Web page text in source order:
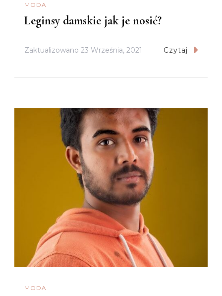
MODA
Leginsy damskie jak je nosić?
Zaktualizowano 23 Września, 2021 Czytaj
MODA